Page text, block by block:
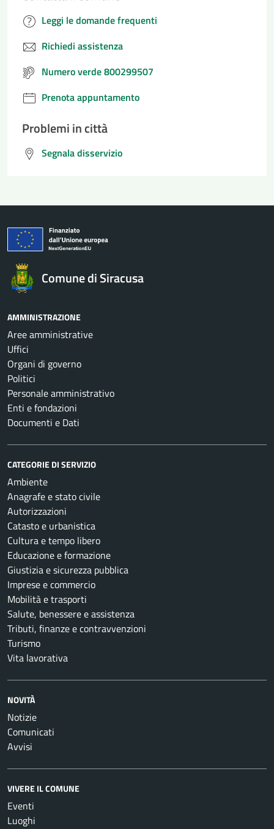
Leggi le domande frequenti
Richiedi assistenza
Numero verde 800299507
Prenota appuntamento
Problemi in città
Segnala disservizio
Comune di Siracusa
AMMINISTRAZIONE
Aree amministrative
Uffici
Organi di governo
Politici
Personale amministrativo
Enti e fondazioni
Documenti e Dati
CATEGORIE DI SERVIZIO
Ambiente
Anagrafe e stato civile
Autorizzazioni
Catasto e urbanistica
Cultura e tempo libero
Educazione e formazione
Giustizia e sicurezza pubblica
Imprese e commercio
Mobilità e trasporti
Salute, benessere e assistenza
Tributi, finanze e contravvenzioni
Turismo
Vita lavorativa
NOVITÀ
Notizie
Comunicati
Avvisi
VIVERE IL COMUNE
Eventi
Luoghi